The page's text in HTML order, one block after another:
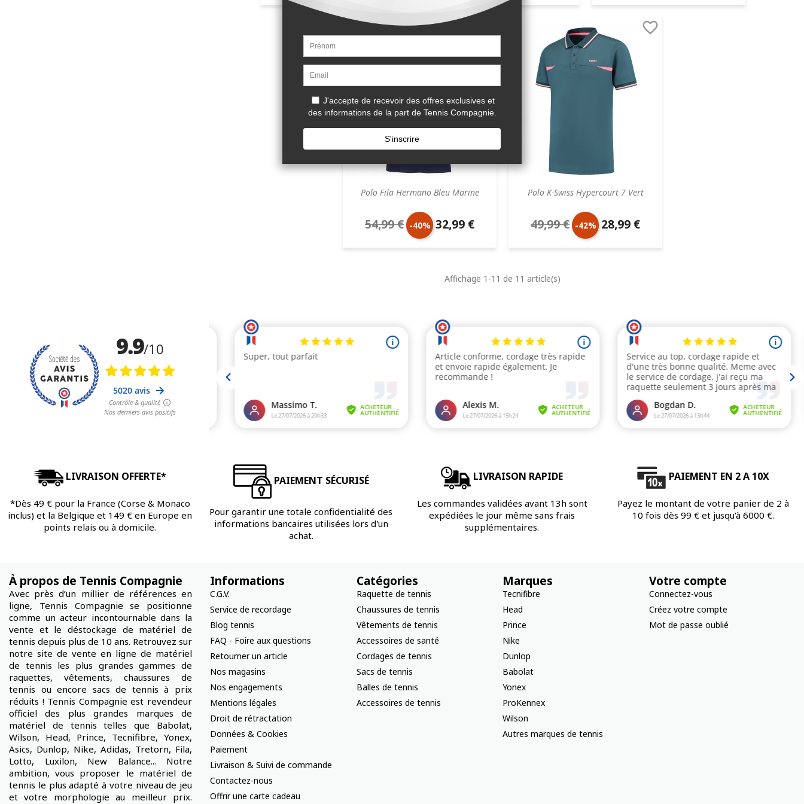
de
base
unitaire de unitaire
Polo Fila Hermano Bleu Marine
Prix
de
54,99 € -40% Prix
unitaire
32,99 €
Polo K-Swiss Hypercourt 7 Vert

Prix
de
base
49,99 € -42% Prix
unitaire
28,99 €
Affichage 1-11 de 11 article(s)
LIVRAISON OFFERTE*
*Dès 49 € pour la France (Corse & Monaco
inclus) et la Belgique et 149 € en Europe en
points relais ou à domicile.
PAIEMENT SÉCURISÉ
Pour garantir une totale confidentialité des
informations bancaires utilisées lors d'un
achat.
LIVRAISON RAPIDE
Les commandes validées avant 13h sont
expédiées le jour même sans frais
supplémentaires.
PAIEMENT EN 2 A 10X
Payez le montant de votre panier de 2 à
10 fois dès 99 € et jusqu'à 6000 €.
À propos de Tennis Compagnie
Avec près d’un millier de références en
ligne, Tennis Compagnie se positionne
comme un acteur incontournable dans la
vente et le déstockage de matériel de
tennis depuis plus de 10 ans. Retrouvez sur
notre site de vente en ligne de matériel
de tennis les plus grandes gammes de
raquettes, vêtements, chaussures de
tennis ou encore sacs de tennis à prix
réduits ! Tennis Compagnie est revendeur
officiel des plus grandes marques de
matériel de tennis telles que Babolat,
Wilson, Head, Prince, Tecnifibre, Yonex,
Asics, Dunlop, Nike, Adidas, Tretorn, Fila,
Lotto, Luxilon, New Balance... Notre
ambition, vous proposer le matériel de
tennis le plus adapté à votre niveau de jeu
et votre morphologie au meilleur prix.
Informations
C.G.V.
Service de recordage
Blog tennis
FAQ - Foire aux questions
Retourner un article
Nos magasins
Nos engagements
Mentions légales
Droit de rétractation
Données & Cookies
Paiement
Livraison & Suivi de commande
Contactez-nous
Offrir une carte cadeau
Catégories
Raquette de tennis
Chaussures de tennis
Vêtements de tennis
Accessoires de santé
Cordages de tennis
Sacs de tennis
Balles de tennis
Accessoires de tennis
Marques
Tecnifibre
Head
Prince
Nike
Dunlop
Babolat
Yonex
ProKennex
Wilson
Autres marques de tennis
Votre compte
Connectez-vous
Créez votre compte
Mot de passe oublié